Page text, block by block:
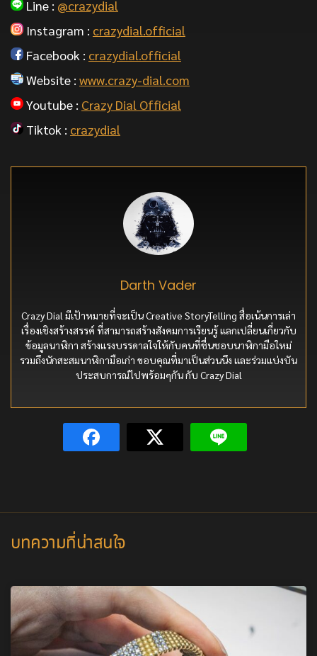
Line : @crazydial
Instagram : crazydial.official
Facebook : crazydial.official
Website : www.crazy-dial.com
Youtube : Crazy Dial Official
Tiktok : crazydial
Darth Vader
Crazy Dial มีเป้าหมายที่จะเป็น Creative StoryTelling สื่อเน้นการเล่า
เรื่องเชิงสร้างสรรค์ ที่สามารถสร้างสังคมการเรียนรู้ แลกเปลี่ยนเกี่ยวกับ
ข้อมูลนาฬิกา สร้างแรงบรรดาลใจให้กับคนที่ชื่นชอบนาฬิกามือใหม่
รวมถึงนักสะสมนาฬิกามือเก่า ขอบคุณที่มาเป็นส่วนนึง และร่วมแบ่งบัน
ประสบการณ์ไปพร้อมๆกัน กับ Crazy Dial
บทความที่น่าสนใจ